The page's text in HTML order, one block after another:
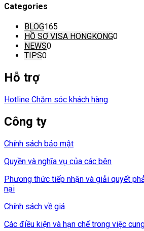
Categories
BLOG165
HỒ SƠ VISA HONGKONG0
NEWS0
TIPS0
Hỗ trợ
Hotline Chăm sóc khách hàng
Công ty
Chính sách bảo mật
Quyền và nghĩa vụ của các bên
Phương thức tiếp nhận và giải quyết
nại
Chính sách về giá
Các điều kiện và hạn chế trong việc